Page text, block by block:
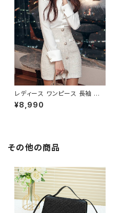
お呼ばれ ブラック ベージュ お
しゃれ 高見え 20代 30代 40代
フォーマル 体型カバー 人気 トレ
ンド C-OSS0136
レディース ワンピース 長袖 シャ
ツワンピース ツイード切替 ミニ
ワンピース 上品 フォーマル ホ
冬 着痩せ効果 きちんと見え カ
¥8,990
その他の商品